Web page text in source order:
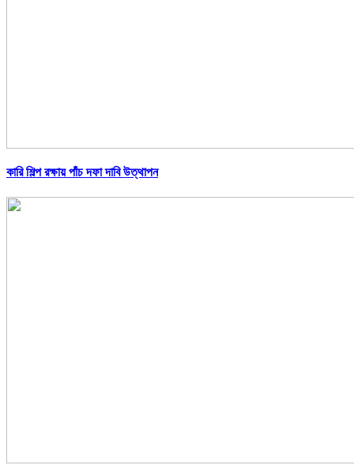
কারি শিল্প রক্ষায় পাঁচ দফা দাবি উত্থাপন